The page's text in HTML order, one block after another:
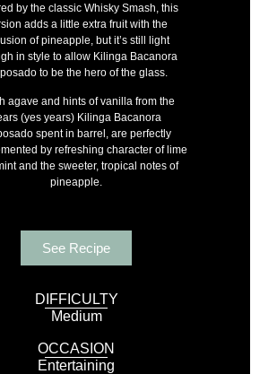
by the classic Whisky Smash, this
adds a little extra fruit with the
of pineapple, but it’s still light
in style to allow Kilinga Bacanora
to be the hero of the glass.
agave and hints of vanilla from the
(yes years) Kilinga Bacanora
spent in barrel, are perfectly
by refreshing character of lime
and the sweeter, tropical notes of
pineapple.
See Recipe
DIFFICULTY
Medium
OCCASION
Entertaining